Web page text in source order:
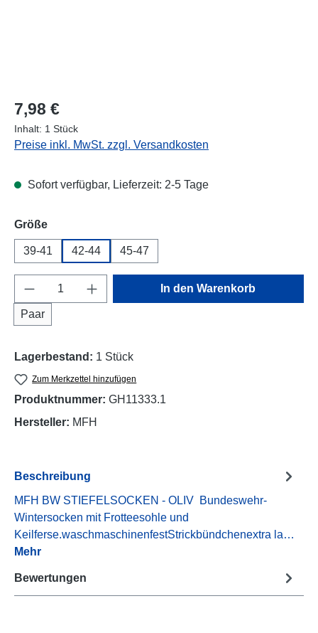
Regulärer Preis:
7,98 €
Inhalt: 1 Stück
Preise inkl. MwSt. zzgl. Versandkosten
Sofort verfügbar, Lieferzeit: 2-5 Tage
Größeauswählen
39-41 42-44 45-47
Produkt Anzahl: Gib den gewünschten
Paar
In den Warenkorb
Lagerbestand: 1 Stück
Zum Merkzettel hinzufügen
Produktnummer: GH11333.1
Hersteller: MFH
Beschreibung
MFH BW STIEFELSOCKEN - OLIV Bundeswehr-
Wintersocken mit Frotteesohle und
Keilferse.waschmaschinenfestStrickbündchenextra la…
Mehr
Bewertungen